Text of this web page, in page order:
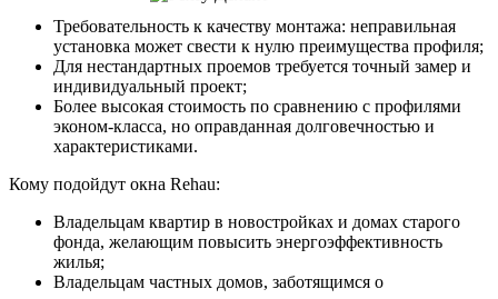
Требовательность к качеству монтажа: неправильная
установка может свести к нулю преимущества профиля;
Для нестандартных проемов требуется точный замер и
индивидуальный проект;
Более высокая стоимость по сравнению с профилями
эконом-класса, но оправданная долговечностью и
характеристиками.
Кому подойдут окна Rehau:
Владельцам квартир в новостройках и домах старого
фонда, желающим повысить энергоэффективность
жилья;
Владельцам частных домов, заботящимся о